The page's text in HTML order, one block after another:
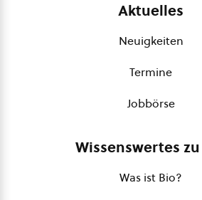
Aktuelles
Neuigkeiten
Termine
Jobbörse
Wissenswertes
Was ist Bio?